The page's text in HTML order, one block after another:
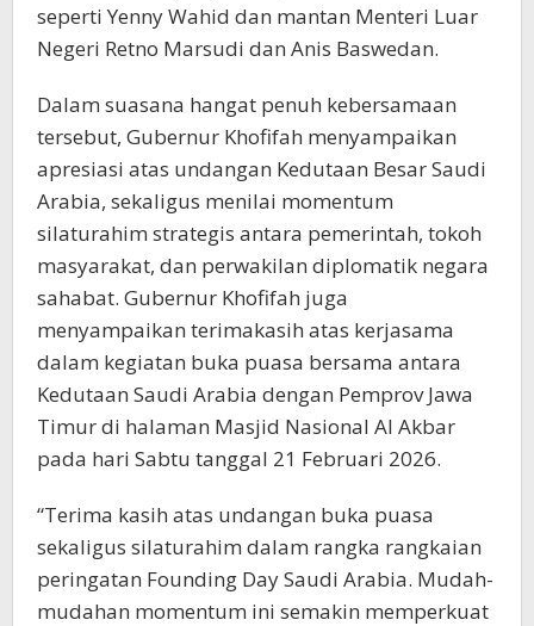
seperti Yenny Wahid dan mantan Menteri Luar
Negeri Retno Marsudi dan Anis Baswedan.
Dalam suasana hangat penuh kebersamaan
tersebut, Gubernur Khofifah menyampaikan
apresiasi atas undangan Kedutaan Besar Saudi
Arabia, sekaligus menilai momentum
silaturahim strategis antara pemerintah, tokoh
masyarakat, dan perwakilan diplomatik negara
sahabat. Gubernur Khofifah juga
menyampaikan terimakasih atas kerjasama
dalam kegiatan buka puasa bersama antara
Kedutaan Saudi Arabia dengan Pemprov Jawa
Timur di halaman Masjid Nasional Al Akbar
pada hari Sabtu tanggal 21 Februari 2026.
“Terima kasih atas undangan buka puasa
sekaligus silaturahim dalam rangka rangkaian
peringatan Founding Day Saudi Arabia. Mudah-
mudahan momentum ini semakin memperkuat